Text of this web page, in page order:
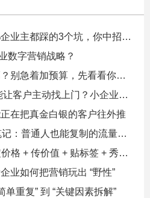
主都踩的3个坑，你中招了吗？
数字营销战略？
算，先看看你的数据漏斗在漏多少钱！
门？小企业主都在偷偷用的3个低成本引流逻辑
在把真金白银的客户往外推
：普通人也能复制的流量密码
传价值 + 贴标签 + 秀实力 + 给体验
业如何把营销玩出 “野性”
单重复” 到 “关键因素拆解”